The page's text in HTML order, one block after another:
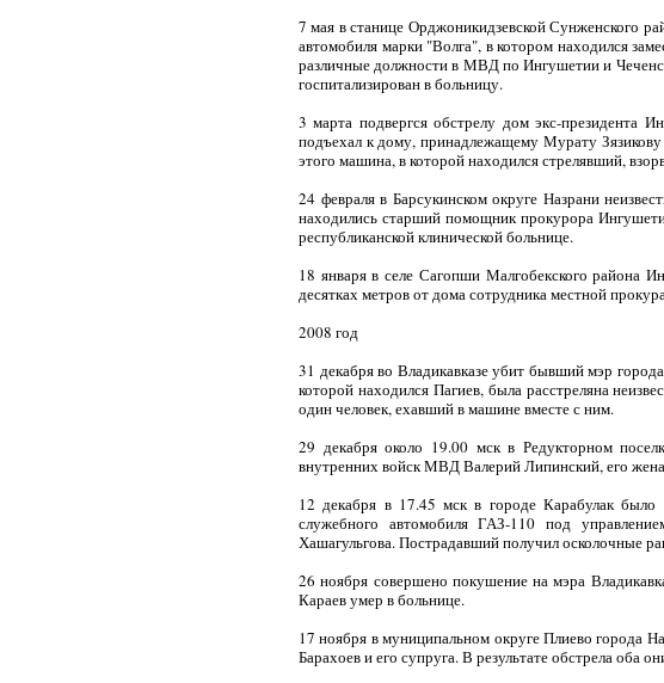
7 мая в станице Орджоникидзевской Сунженского
автомобиля марки "Волга", в котором находился
различные должности в МВД по Ингушетии и
госпитализирован в больницу.
3 марта подвергся обстрелу дом экс-президента
подъехал к дому, принадлежащему Мурату Зязикову
этого машина, в которой находился стрелявший,
24 февраля в Барсукинском округе Назрани
находились старший помощник прокурора
республиканской клинической больнице.
18 января в селе Сагопши Малгобекского района
десятках метров от дома сотрудника местной
2008 год
31 декабря во Владикавказе убит бывший мэр
которой находился Пагиев, была расстреляна
один человек, ехавший в машине вместе с ним.
29 декабря около 19.00 мск в Редукторном
внутренних войск МВД Валерий Липинский, его жена
12 декабря в 17.45 мск в городе Карабулак было
служебного автомобиля ГАЗ-110 под
Хашагульгова. Пострадавший получил осколочные
26 ноября совершено покушение на мэра
Караев умер в больнице.
17 ноября в муниципальном округе Плиево города
Барахоев и его супруга. В результате обстрела оба